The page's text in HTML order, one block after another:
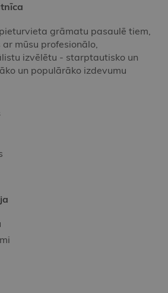
grāmatu pasaulē tiem,
mūsu profesionālo,
izvēlētu - starptautisko un
un populārāko izdevumu